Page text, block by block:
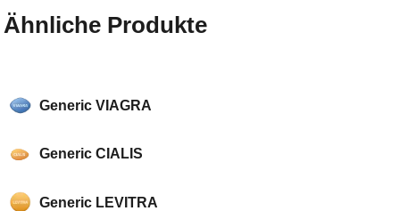
Generic VIAGRA
Generic CIALIS
Generic LEVITRA
Ähnliche Produkte